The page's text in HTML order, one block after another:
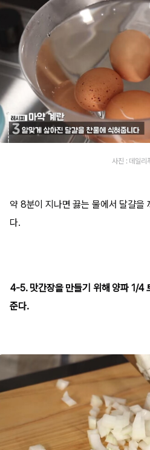
사진 : 데일리
약 8분이 지나면 끓는 물에서 달걀을
다.
4-5. 맛간장을 만들기 위해 양파 1/4
준다.